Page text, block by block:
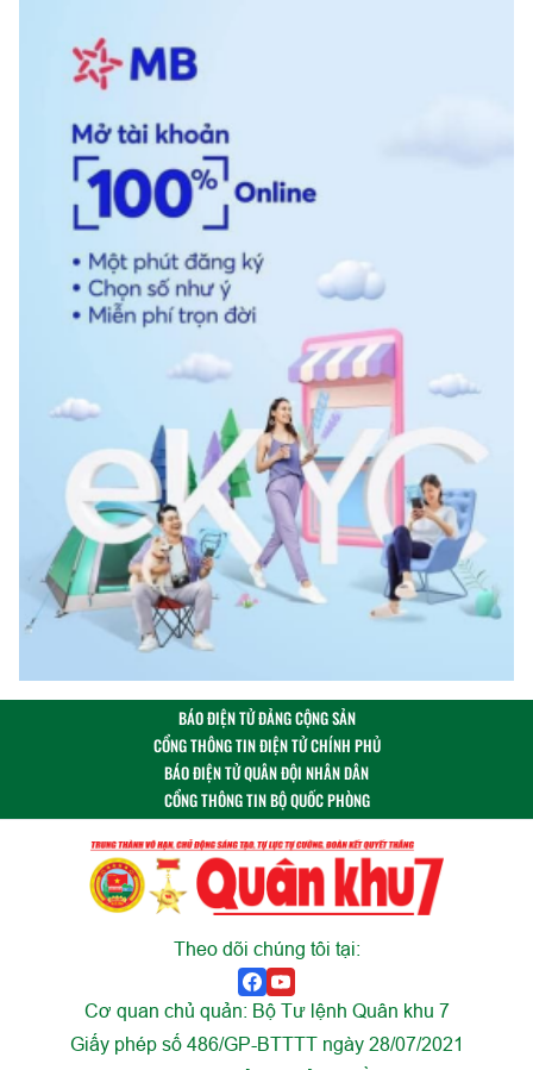
BÁO ĐIỆN TỬ ĐẢNG CỘNG SẢN
CỔNG THÔNG TIN ĐIỆN TỬ CHÍNH PHỦ
BÁO ĐIỆN TỬ QUÂN ĐỘI NHÂN DÂN
CỔNG THÔNG TIN BỘ QUỐC PHÒNG
Theo dõi chúng tôi tại:
Cơ quan chủ quản: Bộ Tư lệnh Quân khu 7
Giấy phép số 486/GP-BTTTT ngày 28/07/2021